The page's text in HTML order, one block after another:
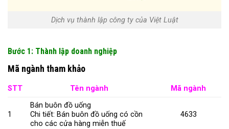
Dịch vụ thành lập công ty của Việt Luật
Bước 1: Thành lập doanh nghiệp
Mã ngành tham khảo
STT Tên ngành Mã ngành
1
Bán buôn đồ uống
Chi tiết: Bán buôn đồ uống có cồn
cho các cửa hàng miễn thuế
4633